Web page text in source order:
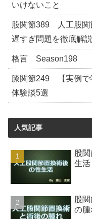
いけないこと
股関節389 人工股関
遅すぎ問題を徹底解説
格言 Season198
膝関節249 【実例で
体験談5選
人気記事
股
生活
股
の腫